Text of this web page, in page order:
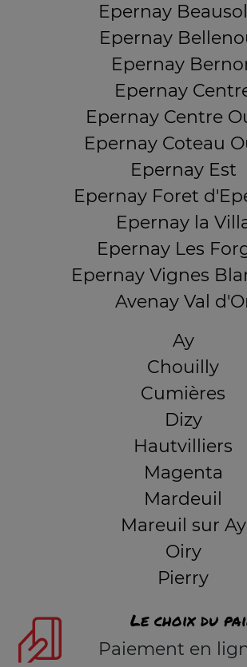
Epernay
Epernay
Epernay
Epernay
Epernay Centre
Epernay Coteau
Epernay Est
Epernay Foret
Epernay la
Epernay Les
Epernay Vignes
Avenay Val
Ay
Chouilly
Cumières
Dizy
Hautvilliers
Magenta
Mardeuil
Mareuil sur Ay
Oiry
Pierry
Le choix du
Paiement en